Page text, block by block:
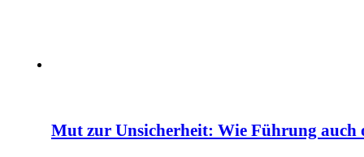
Mut zur Unsicherheit: Wie Führung